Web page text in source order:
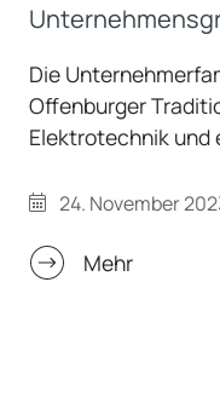
Die
Offenburger
Elektrotechnik
Das neu
24. November
Mehr